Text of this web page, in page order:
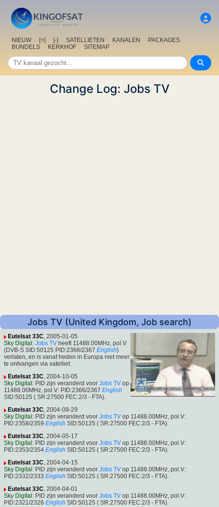
NIEUW [+] [-] SATELLIETEN KANALEN
PACKAGES
BUNDELS
KERKHOF SITEMAP
Change Log: Jobs TV
Jobs TV (United Kingdom, Job search)
Eutelsat 33C, 2005-01-05
Sky Digital : Jobs TV heeft 11488.00MHz, pol.V
(DVB-S SID:50125 PID:2366/2367 English)
verlaten, en is vanaf heden in Europa niet meer
te ontvangen via satelliet.
Eutelsat 33C, 2004-10-05
Sky Digital : PID zijn veranderd voor Jobs TV op
11488.00MHz, pol.V: PID:2366/2367 English
SID:50125 ( SR:27500 FEC:2/3 - FTA).
Eutelsat 33C, 2004-09-29
Sky Digital : PID zijn veranderd voor Jobs TV op 11488.00MHz, pol.V:
PID:2358/2359 English SID:50125 ( SR:27500 FEC:2/3 - FTA).
Eutelsat 33C, 2004-05-17
Sky Digital : PID zijn veranderd voor Jobs TV op 11488.00MHz, pol.V:
PID:2353/2354 English SID:50125 ( SR:27500 FEC:2/3 - FTA).
Eutelsat 33C, 2004-04-15
Sky Digital : PID zijn veranderd voor Jobs TV op 11488.00MHz, pol.V:
PID:2332/2333 English SID:50125 ( SR:27500 FEC:2/3 - FTA).
Eutelsat 33C, 2004-04-01
Sky Digital : PID zijn veranderd voor Jobs TV op 11488.00MHz, pol.V:
PID:2321/2326 English SID:50125 ( SR:27500 FEC:2/3 - FTA).